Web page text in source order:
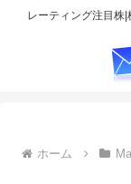
レーティング注目株
ホーム